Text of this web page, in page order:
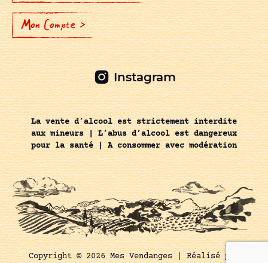
Mon Compte >
Instagram
La vente d’alcool est strictement interdite
aux mineurs | L’abus d’alcool est dangereux
pour la santé | A consommer avec modération
Copyright © 2026 Mes Vendanges |Réalisé par